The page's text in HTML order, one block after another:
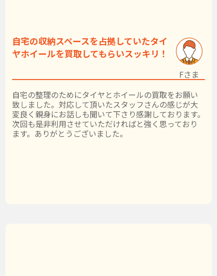
自宅の収納スペースを占拠していたタイ
ヤホイールを買取してもらいスッキリ！
自宅の整理のためにタイヤとホイールの買取をお願い
致しました。対応して頂いたスタッフさんの感じが大
変良く親身にお話しも聞いて下さり感謝しております。
次回も是非利用させていただければと強く思っており
ます。ありがとうございました。
Fさま